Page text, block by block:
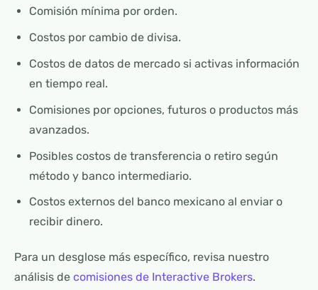
Comisión mínima por orden.
Costos por cambio de divisa.
Costos de datos de mercado si activas información
en tiempo real.
Comisiones por opciones, futuros o productos más
avanzados.
Posibles costos de transferencia o retiro según
método y banco intermediario.
Costos externos del banco mexicano al enviar o
recibir dinero.
Para un desglose más específico, revisa nuestro
análisis de comisiones de Interactive Brokers.